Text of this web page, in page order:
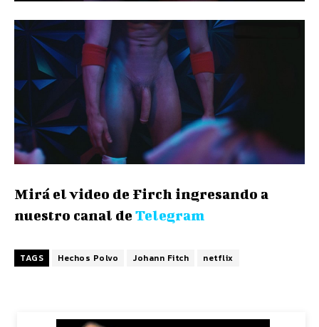
Mirá el video de Firch ingresando a
nuestro canal de Telegram
TAGS Hechos Polvo Johann Fitch netflix